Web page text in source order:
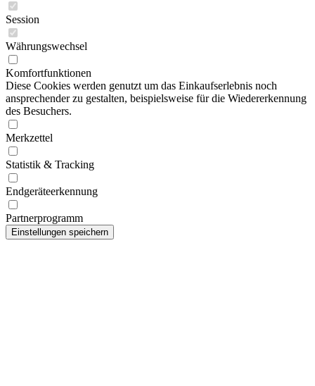
Session
Währungswechsel
Komfortfunktionen
Diese Cookies werden genutzt um das Einkaufserlebnis noch
ansprechender zu gestalten, beispielsweise für die Wiedererkennung
des Besuchers.
Merkzettel
Statistik & Tracking
Endgeräteerkennung
Partnerprogramm